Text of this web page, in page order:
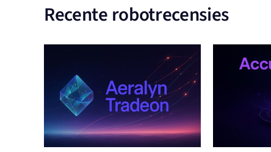
Recente robotrecensies